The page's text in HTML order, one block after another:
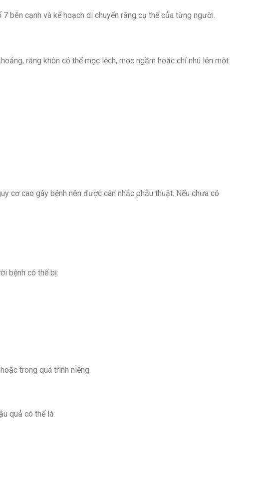
bên cạnh và kế hoạch di chuyển răng cụ thể của từng người.
răng khôn có thể mọc lệch, mọc ngầm hoặc chỉ nhú lên một
cơ cao gây bệnh nên được cân nhắc phẫu thuật. Nếu chưa có
bệnh có thể bị:
trong quá trình niềng.
quả có thể là: